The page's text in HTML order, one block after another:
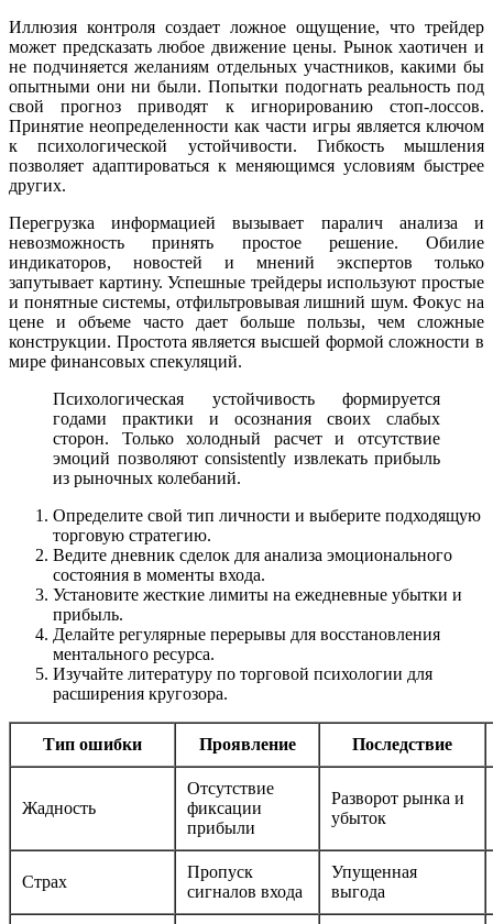
Иллюзия контроля создает ложное ощущение, что трейдер
может предсказать любое движение цены. Рынок хаотичен и
не подчиняется желаниям отдельных участников, какими бы
опытными они ни были. Попытки подогнать реальность под
свой прогноз приводят к игнорированию стоп-лоссов.
Принятие неопределенности как части игры является ключом
к психологической устойчивости. Гибкость мышления
позволяет адаптироваться к меняющимся условиям быстрее
других.
Перегрузка информацией вызывает паралич анализа и
невозможность принять простое решение. Обилие
индикаторов, новостей и мнений экспертов только
запутывает картину. Успешные трейдеры используют простые
и понятные системы, отфильтровывая лишний шум. Фокус на
цене и объеме часто дает больше пользы, чем сложные
конструкции. Простота является высшей формой сложности в
мире финансовых спекуляций.
Психологическая устойчивость формируется
годами практики и осознания своих слабых
сторон. Только холодный расчет и отсутствие
эмоций позволяют consistently извлекать прибыль
из рыночных колебаний.
Определите свой тип личности и выберите подходящую
торговую стратегию.
Ведите дневник сделок для анализа эмоционального
состояния в моменты входа.
Установите жесткие лимиты на ежедневные убытки и
прибыль.
Делайте регулярные перерывы для восстановления
ментального ресурса.
Изучайте литературу по торговой психологии для
расширения кругозора.
Тип ошибки Проявление Последствие
Жадность
Отсутствие
фиксации
прибыли
Разворот рынка и
убыток
Страх
Пропуск
сигналов входа
Упущенная
выгода